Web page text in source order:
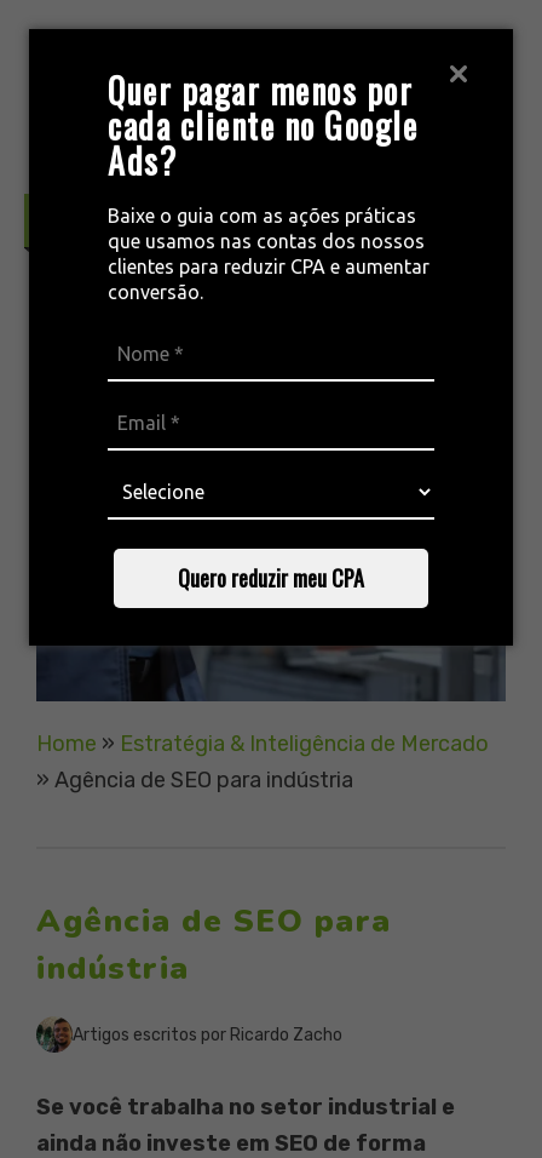
Quer pagar menos por
cada cliente no Google
Ads?
Baixe o guia com as ações práticas
que usamos nas contas dos nossos
clientes para reduzir CPA e aumentar
conversão.
Quero reduzir meu CPA
Estratégia & Inteligência de Mercado
Home » Estratégia & Inteligência de Mercado
» Agência de SEO para indústria
Agência de SEO para
indústria
Artigos escritos por Ricardo Zacho
Se você trabalha no setor industrial e
ainda não investe em SEO de forma